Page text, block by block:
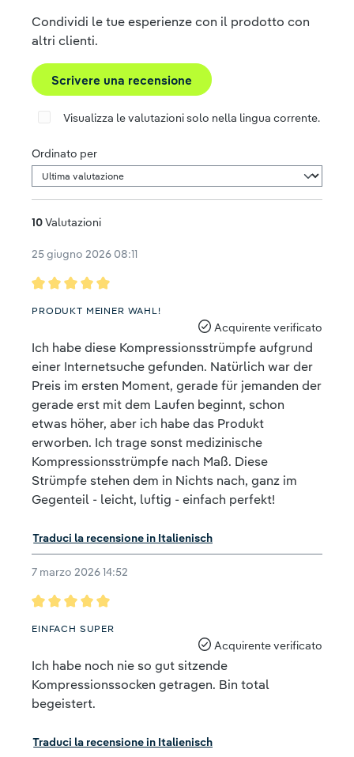
Condividi le tue esperienze con il prodotto con
altri clienti.
Scrivere una recensione
Visualizza le valutazioni solo nella lingua corrente.
Ordinato per
10Valutazioni
25 giugno 2026 08:11
PRODUKT MEINER WAHL!
Acquirente verificato
Ich habe diese Kompressionsstrümpfe aufgrund
einer Internetsuche gefunden. Natürlich war der
Preis im ersten Moment, gerade für jemanden der
gerade erst mit dem Laufen beginnt, schon
etwas höher, aber ich habe das Produkt
erworben. Ich trage sonst medizinische
Kompressionsstrümpfe nach Maß. Diese
Strümpfe stehen dem in Nichts nach, ganz im
Gegenteil - leicht, luftig - einfach perfekt!
Traduci la recensione in Italienisch
7 marzo 2026 14:52
EINFACH SUPER
Acquirente verificato
Ich habe noch nie so gut sitzende
Kompressionssocken getragen. Bin total
begeistert.
Traduci la recensione in Italienisch